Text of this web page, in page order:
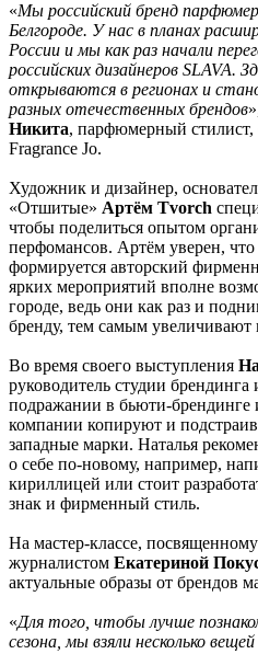
«Мы российский бренд
Белгороде. У нас в планах
России и мы как раз начали
российских дизайнеров SLAVA.
открываются в регионах и
разных отечественных брендов
Никита, парфюмерный стилист,
Fragrance Jo.
Художник и дизайнер,
«Отшитые» Артём Tvorch
чтобы поделиться опытом
перфомансов. Артём уверен, что
формируется авторский
ярких мероприятий вполне
городе, ведь они как раз и
бренду, тем самым увеличивают
Во время своего выступления
руководитель студии
подражании в бьюти-брендинге
компании копируют и
западные марки. Наталья
о себе по-новому, например,
кириллицей или стоит
знак и фирменный стиль.
На мастер-классе,
журналистом Екатериной
актуальные образы от брендов
«Для того, чтобы лучше
сезона, мы взяли несколько